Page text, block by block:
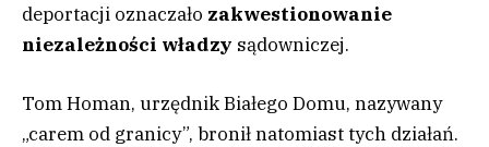
deportacji oznaczało zakwestionowanie
niezależności władzy sądowniczej.
Tom Homan, urzędnik Białego Domu, nazywany
„carem od granicy”, bronił natomiast tych działań.